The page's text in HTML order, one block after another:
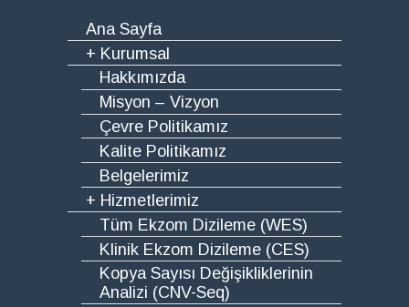
Ana Sayfa
+ Kurumsal
Hakkımızda
Misyon – Vizyon
Çevre Politikamız
Kalite Politikamız
Belgelerimiz
+ Hizmetlerimiz
Tüm Ekzom Dizileme (WES)
Klinik Ekzom Dizileme (CES)
Kopya Sayısı Değişikliklerinin
Analizi (CNV-Seq)